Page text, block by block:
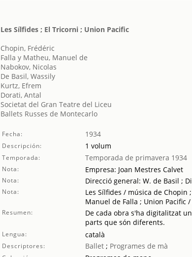
Les Sílfides ; El Tricorni ; Union Pacific
Chopin, Frédéric
Falla y Matheu, Manuel de
Nabokov, Nicolas
De Basil, Wassily
Kurtz, Efrem
Dorati, Antal
Societat del Gran Teatre del Liceu
Ballets Russes de Montecarlo
Fecha: 1934
Descripción: 1 volum
Temporada: Temporada de primavera 1934
Nota: Empresa: Joan Mestres Calvet
Nota: Direcció general: W. de Basil ;
Nota:
Les Sílfides / música de
Manuel de Falla ; Union Pacific
Resumen:
De cada obra s'ha digitalitzat
parts que són diferents.
Lengua: català
Descriptores: Ballet; Programes de mà